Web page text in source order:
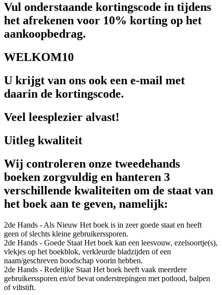
Vul onderstaande kortingscode in tijdens
het afrekenen voor 10% korting op het
aankoopbedrag.
WELKOM10
U krijgt van ons ook een e-mail met
daarin de kortingscode.
Veel leesplezier alvast!
Uitleg kwaliteit
Wij controleren onze tweedehands
boeken zorgvuldig en hanteren 3
verschillende kwaliteiten om de staat van
het boek aan te geven, namelijk:
2de Hands - Als Nieuw Het boek is in zeer goede staat en heeft
geen of slechts kleine gebruikerssporen.
2de Hands - Goede Staat Het boek kan een leesvouw, ezelsoortje(s),
vlekjes op het boekblok, verkleurde bladzijden of een
naam/geschreven boodschap voorin hebben.
2de Hands - Redelijke Staat Het boek heeft vaak meerdere
gebruikerssporen en/of bevat onderstrepingen met potlood, balpen
of viltstift.